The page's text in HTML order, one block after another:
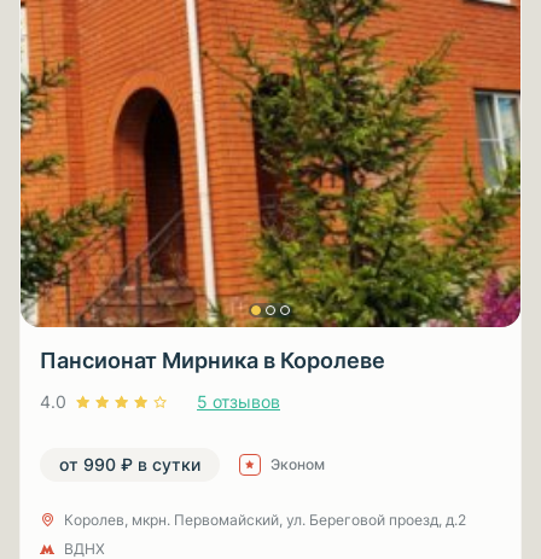
Пансионат Мирника в Королеве
4.0 5 отзывов
от 990 ₽ в сутки Эконом
Королев, мкрн. Первомайский, ул. Береговой проезд, д.2
ВДНХ